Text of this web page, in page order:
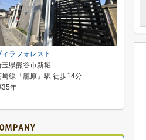
ィラフォレスト
玉県熊谷市新堀
崎線「籠原」駅 徒歩14分
35年